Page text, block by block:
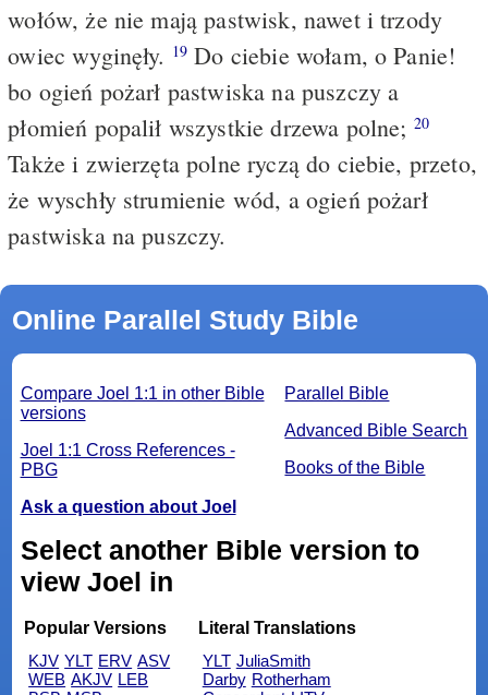
wołów, że nie mają pastwisk, nawet i trzody
owiec wyginęły. 19 Do ciebie wołam, o Panie!
bo ogień pożarł pastwiska na puszczy a
płomień popalił wszystkie drzewa polne; 20
Także i zwierzęta polne ryczą do ciebie, przeto,
że wyschły strumienie wód, a ogień pożarł
pastwiska na puszczy.
Online Parallel Study Bible
Parallel Bible
Advanced Bible Search
Books of the Bible
Compare Joel 1:1 in other Bible
versions
Joel 1:1 Cross References -
PBG
Ask a question about Joel
Select another Bible version to
view Joel in
Popular Versions
KJV YLT ERV ASV
WEB AKJV LEB
Literal Translations
YLT JuliaSmith
Darby Rotherham